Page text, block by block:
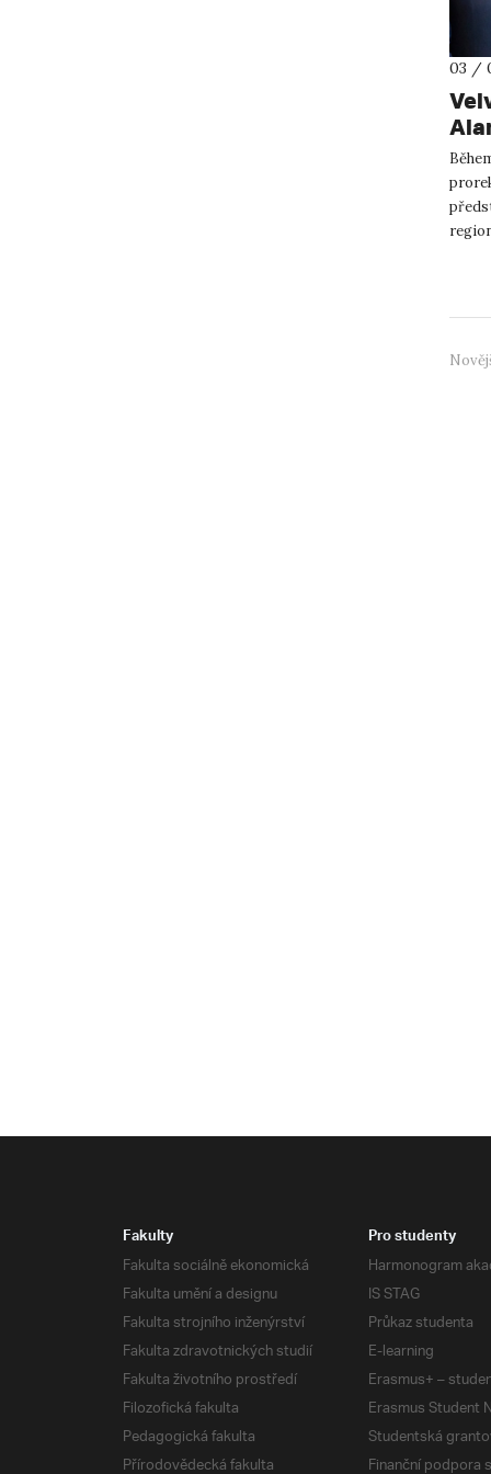
03 /
Fakulty
Fakulta sociálně ekonomická
Fakulta umění a designu
Fakulta strojního inženýrství
Fakulta zdravotnických studií
Fakulta životního prostředí
Filozofická fakulta
Pedagogická fakulta
Přírodovědecká fakulta
Pro studenty
Harmonogram
IS STAG
Průkaz studenta
E-learning
Erasmus+ –
Erasmus Student
Studentská
Finanční podpora